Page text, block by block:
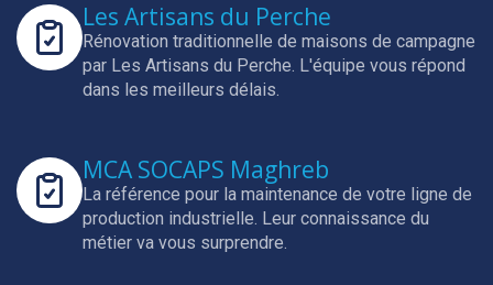
Les Artisans du Perche
Rénovation traditionnelle de maisons de campagne
par Les Artisans du Perche. L'équipe vous répond
dans les meilleurs délais.
MCA SOCAPS Maghreb
La référence pour la maintenance de votre ligne de
production industrielle. Leur connaissance du
métier va vous surprendre.